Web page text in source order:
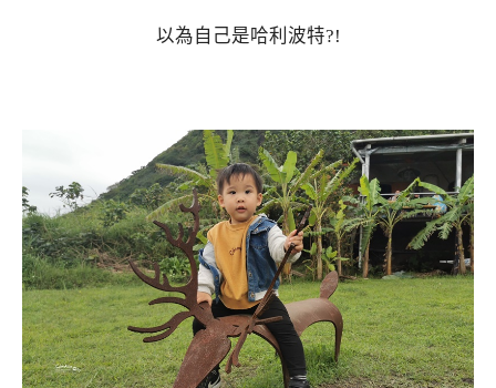
以為自己是哈利波特?!